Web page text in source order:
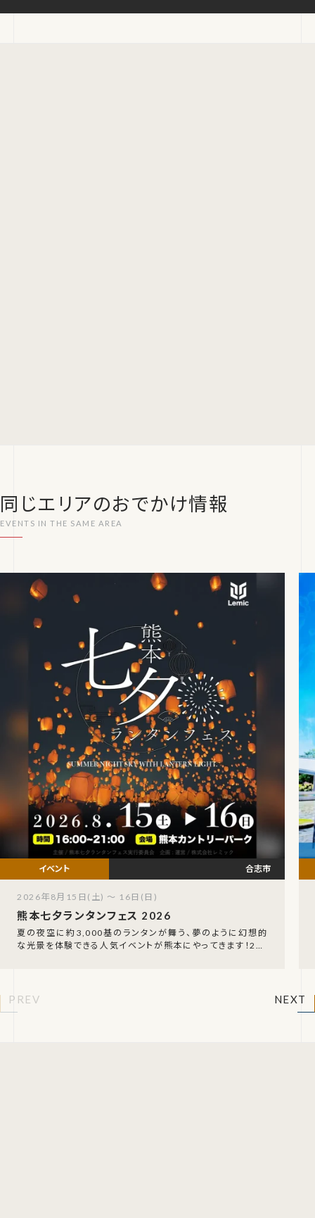
同じエリアのおでかけ情報
熊本七夕ランタンフェス 2026
夏の夜空に約3,000基のランタンが舞う、夢のように幻想的
な光景を体験できる人気イベントが熊本にやってきます！202
合志市
2026年8月15日(土) ～ 16日(日)
PREV NEXT